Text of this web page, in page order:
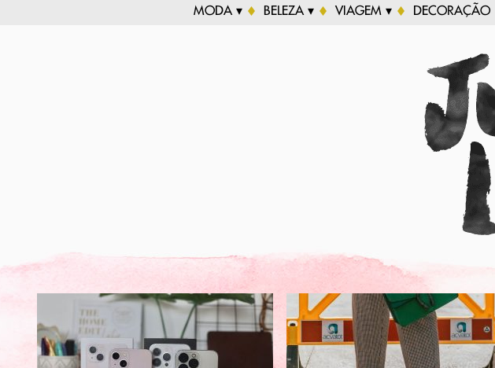
MODA ▾ BELEZA ▾ VIAGEM ▾ DECORAÇÃO